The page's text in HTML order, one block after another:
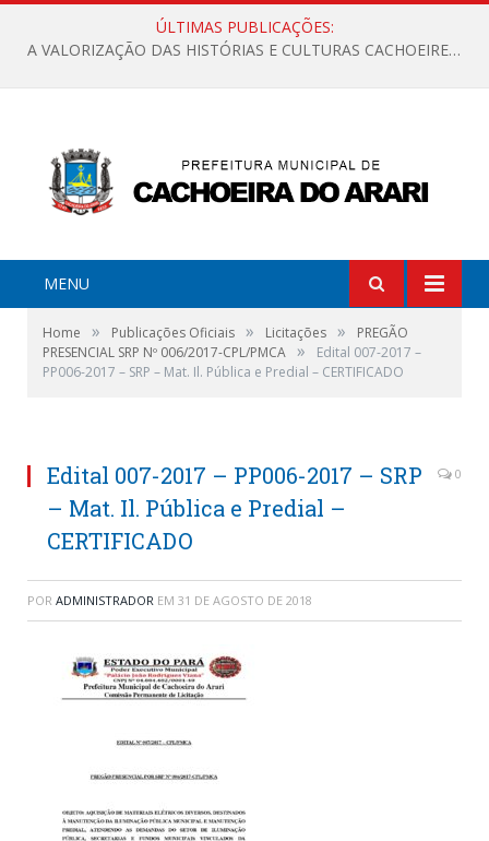
ÚLTIMAS PUBLICAÇÕES:
A VALORIZAÇÃO DAS HISTÓRIAS E CULTURAS CACHOEIRENSES
MENU
Home » Publicações Oficiais » Licitações »
PREGÃO
PRESENCIAL SRP Nº 006/2017-CPL/PMCA »
Edital 007-2017 –
PP006-2017 – SRP – Mat. Il. Pública e Predial – CERTIFICADO
Edital 007-2017 – PP006-2017 – SRP
– Mat. Il. Pública e Predial –
CERTIFICADO
0
POR ADMINISTRADOR EM 31 DE AGOSTO DE 2018